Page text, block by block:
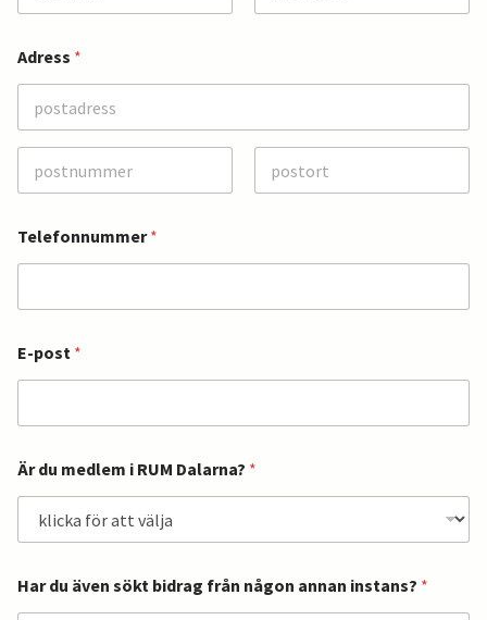
Adress *
Telefonnummer*
E-post *
Är du medlem i RUM Dalarna? *
Har du även sökt bidrag från någon annan instans? *